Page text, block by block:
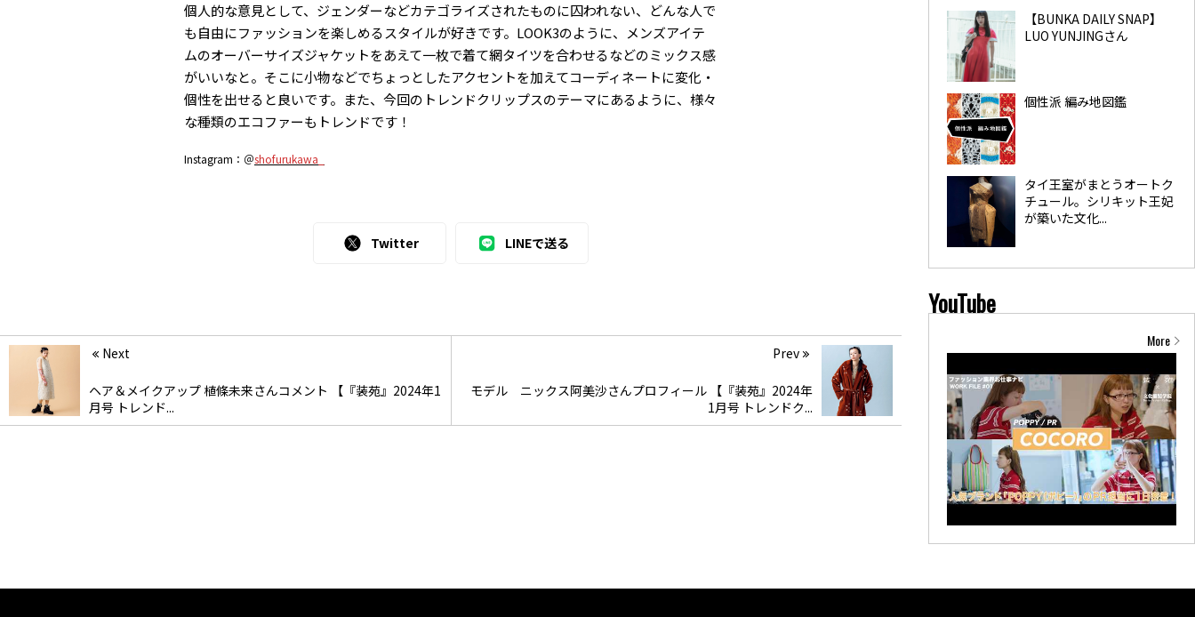
個人的な意見として、ジェンダーなどカテゴライズされたものに囚われない、どんな人で
も自由にファッションを楽しめるスタイルが好きです。LOOK3のように、メンズアイテ
ムのオーバーサイズジャケットをあえて一枚で着て網タイツを合わせるなどのミックス感
がいいなと。そこに小物などでちょっとしたアクセントを加えてコーディネートに変化・
個性を出せると良いです。また、今回のトレンドクリップスのテーマにあるように、様々
な種類のエコファーもトレンドです！
Instagram：＠shofurukawa_
Twitter LINEで送る
Next
ヘア＆メイクアップ 植條未来さんコメント 【『装苑』2024年1
月号 トレンド...
Prev
モデル ニックス阿美沙さんプロフィール 【『装苑』2024年
1月号 トレンドク...
【BUNKA DAILY SNAP】
LUO YUNJINGさん
個性派 編み地図鑑
タイ王室がまとうオートク
チュール。シリキット王妃
が築いた文化...
YouTube
More